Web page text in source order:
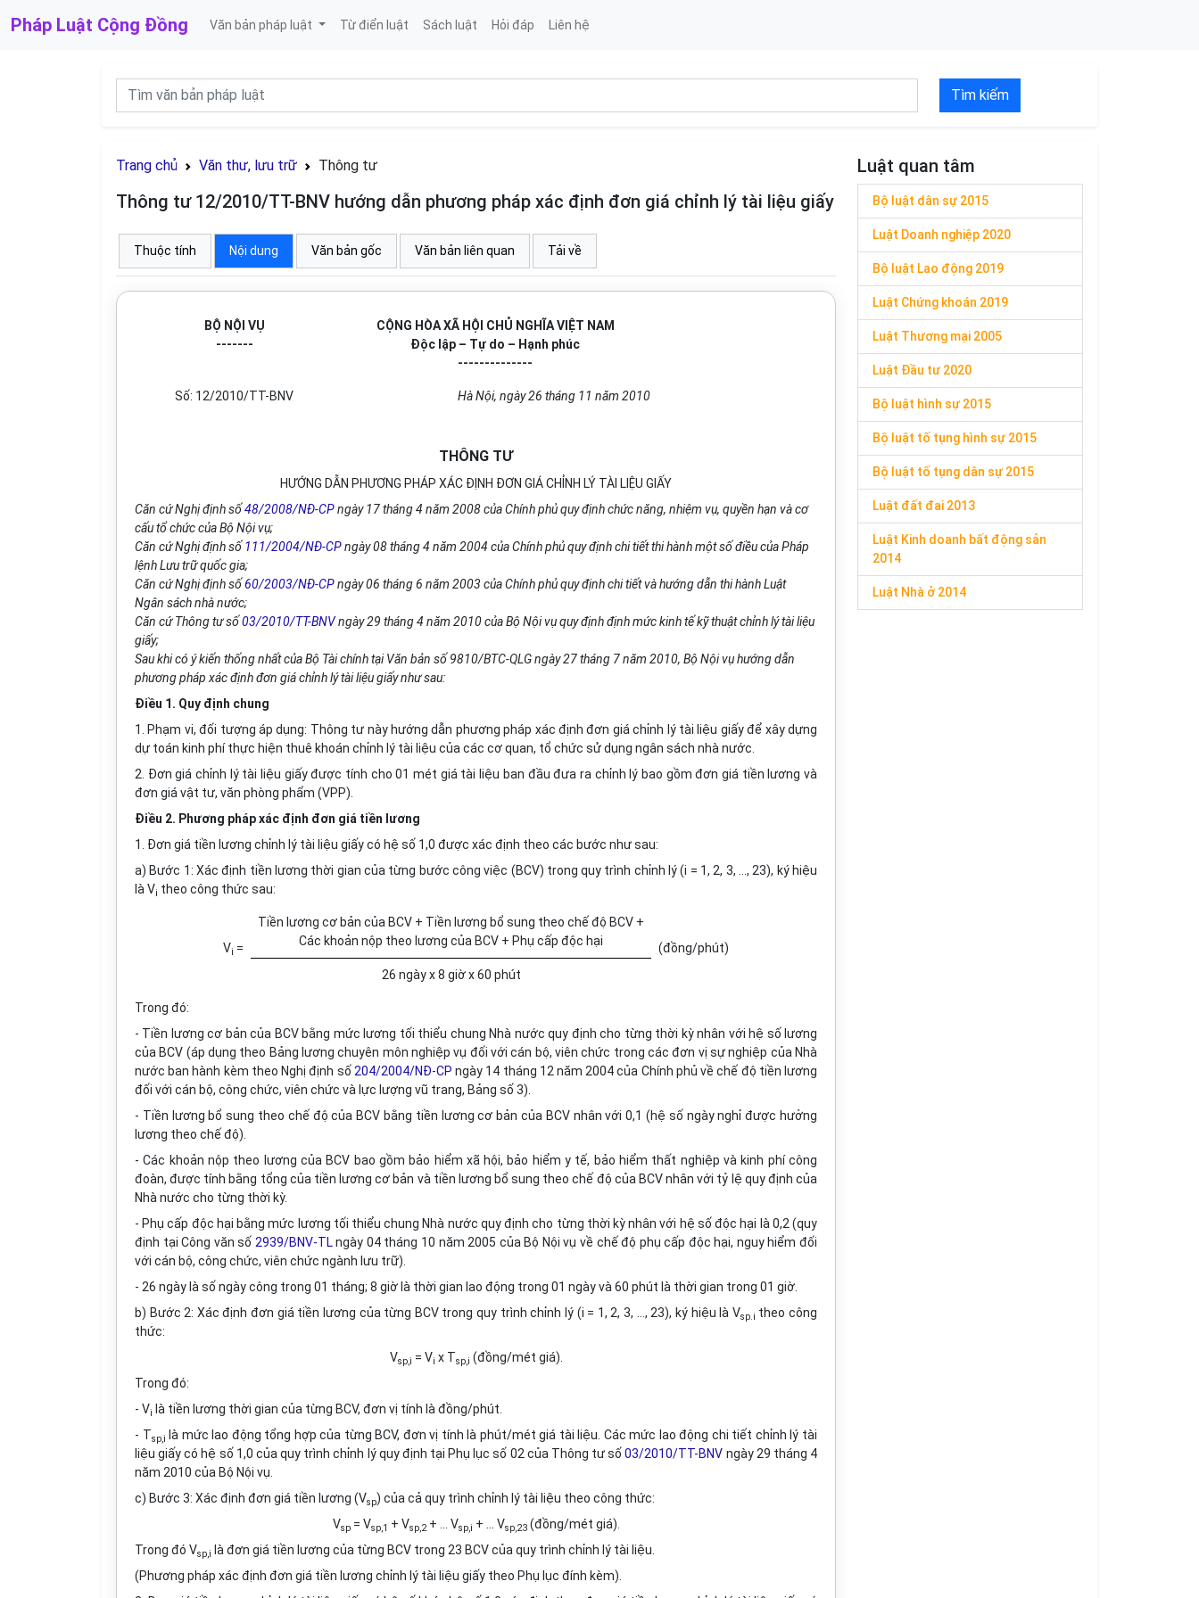
Pháp Luật Cộng Đồng Văn bản pháp luật Từ điển luật Sách luật Hỏi đáp Liên hệ
Tìm kiếm
Trang chủ Văn thư, lưu trữ Thông tư
Thông tư 12/2010/TT-BNV hướng dẫn phương pháp xác định đơn giá chỉnh lý tài liệu giấy
Thuộc tính Nội dung Văn bản gốc Văn bản liên quan Tải về
BỘ NỘI VỤ
-------
CỘNG HÒA XÃ HỘI CHỦ NGHĨA VIỆT NAM
Độc lập – Tự do – Hạnh phúc
--------------
Số: 12/2010/TT-BNV Hà Nội, ngày 26 tháng 11 năm 2010
THÔNG TƯ
HƯỚNG DẪN PHƯƠNG PHÁP XÁC ĐỊNH ĐƠN GIÁ CHỈNH LÝ TÀI LIỆU GIẤY
Căn cứ Nghị định số48/2008/NĐ-CPngày 17 tháng 4 năm 2008 của Chính phủ quy định chức năng, nhiệm vụ, quyền hạn và cơ
cấu tổ chức của Bộ Nội vụ;
Căn cứ Nghị định số 111/2004/NĐ-CPngày 08 tháng 4 năm 2004 của Chính phủ quy định chi tiết thi hành một số điều của Pháp
lệnh Lưu trữ quốc gia;
Căn cứ Nghị định số60/2003/NĐ-CPngày 06 tháng 6 năm 2003 của Chính phủ quy định chi tiết và hướng dẫn thi hành Luật
Ngân sách nhà nước;
Căn cứ Thông tư số03/2010/TT-BNVngày 29 tháng 4 năm 2010 của Bộ Nội vụ quy định định mức kinh tế kỹ thuật chỉnh lý tài liệu
giấy;
Sau khi có ý kiến thống nhất của Bộ Tài chính tại Văn bản số 9810/BTC-QLG ngày 27 tháng 7 năm 2010, Bộ Nội vụ hướng dẫn
phương pháp xác định đơn giá chỉnh lý tài liệu giấy như sau:
Điều 1. Quy định chung
1. Phạm vi, đối tượng áp dụng: Thông tư này hướng dẫn phương pháp xác định đơn giá chỉnh lý tài liệu giấy để xây dựng
dự toán kinh phí thực hiện thuê khoán chỉnh lý tài liệu của các cơ quan, tổ chức sử dụng ngân sách nhà nước.
2. Đơn giá chỉnh lý tài liệu giấy được tính cho 01 mét giá tài liệu ban đầu đưa ra chỉnh lý bao gồm đơn giá tiền lương và
đơn giá vật tư, văn phòng phẩm (VPP).
Điều 2. Phương pháp xác định đơn giá tiền lương
1. Đơn giá tiền lương chỉnh lý tài liệu giấy có hệ số 1,0 được xác định theo các bước như sau:
a) Bước 1: Xác định tiền lương thời gian của từng bước công việc (BCV) trong quy trình chỉnh lý (i = 1, 2, 3, …, 23), ký hiệu
là Vi theo công thức sau:
Vi =
Tiền lương cơ bản của BCV + Tiền lương bổ sung theo chế độ BCV +
Các khoản nộp theo lương của BCV + Phụ cấp độc hại
(đồng/phút)
26 ngày x 8 giờ x 60 phút
Trong đó:
- Tiền lương cơ bản của BCV bằng mức lương tối thiểu chung Nhà nước quy định cho từng thời kỳ nhân với hệ số lương
của BCV (áp dụng theo Bảng lương chuyên môn nghiệp vụ đối với cán bộ, viên chức trong các đơn vị sự nghiệp của Nhà
nước ban hành kèm theo Nghị định số 204/2004/NĐ-CP ngày 14 tháng 12 năm 2004 của Chính phủ về chế độ tiền lương
đối với cán bộ, công chức, viên chức và lực lượng vũ trang, Bảng số 3).
- Tiền lương bổ sung theo chế độ của BCV bằng tiền lương cơ bản của BCV nhân với 0,1 (hệ số ngày nghỉ được hưởng
lương theo chế độ).
- Các khoản nộp theo lương của BCV bao gồm bảo hiểm xã hội, bảo hiểm y tế, bảo hiểm thất nghiệp và kinh phí công
đoàn, được tính bằng tổng của tiền lương cơ bản và tiền lương bổ sung theo chế độ của BCV nhân với tỷ lệ quy định của
Nhà nước cho từng thời kỳ.
- Phụ cấp độc hại bằng mức lương tối thiểu chung Nhà nước quy định cho từng thời kỳ nhân với hệ số độc hại là 0,2 (quy
định tại Công văn số 2939/BNV-TLngày 04 tháng 10 năm 2005 của Bộ Nội vụ về chế độ phụ cấp độc hại, nguy hiểm đối
với cán bộ, công chức, viên chức ngành lưu trữ).
- 26 ngày là số ngày công trong 01 tháng; 8 giờ là thời gian lao động trong 01 ngày và 60 phút là thời gian trong 01 giờ.
b) Bước 2: Xác định đơn giá tiền lương của từng BCV trong quy trình chỉnh lý (i = 1, 2, 3, …, 23), ký hiệu là Vsp.i theo công
thức:
Vsp,i = Vi x Tsp,i (đồng/mét giá).
Trong đó:
- Vi­ là tiền lương thời gian của từng BCV, đơn vị tính là đồng/phút.
- Tsp,i là mức lao động tổng hợp của từng BCV, đơn vị tính là phút/mét giá tài liệu. Các mức lao động chi tiết chỉnh lý tài
liệu giấy có hệ số 1,0 của quy trình chỉnh lý quy định tại Phụ lục số 02 của Thông tư số03/2010/TT-BNV ngày 29 tháng 4
năm 2010 của Bộ Nội vụ.
c) Bước 3: Xác định đơn giá tiền lương (Vsp) của cả quy trình chỉnh lý tài liệu theo công thức:
Vsp= Vsp,1 + Vsp,2+ … Vsp,i + … Vsp,23(đồng/mét giá).
Trong đó Vsp,i là đơn giá tiền lương của từng BCV trong 23 BCV của quy trình chỉnh lý tài liệu.
(Phương pháp xác định đơn giá tiền lương chỉnh lý tài liệu giấy theo Phụ lục đính kèm).
Luật quan tâm
Bộ luật dân sự 2015
Luật Doanh nghiệp 2020
Bộ luật Lao động 2019
Luật Chứng khoán 2019
Luật Thương mại 2005
Luật Đầu tư 2020
Bộ luật hình sự 2015
Bộ luật tố tụng hình sự 2015
Bộ luật tố tụng dân sự 2015
Luật đất đai 2013
Luật Kinh doanh bất động sản
2014
Luật Nhà ở 2014